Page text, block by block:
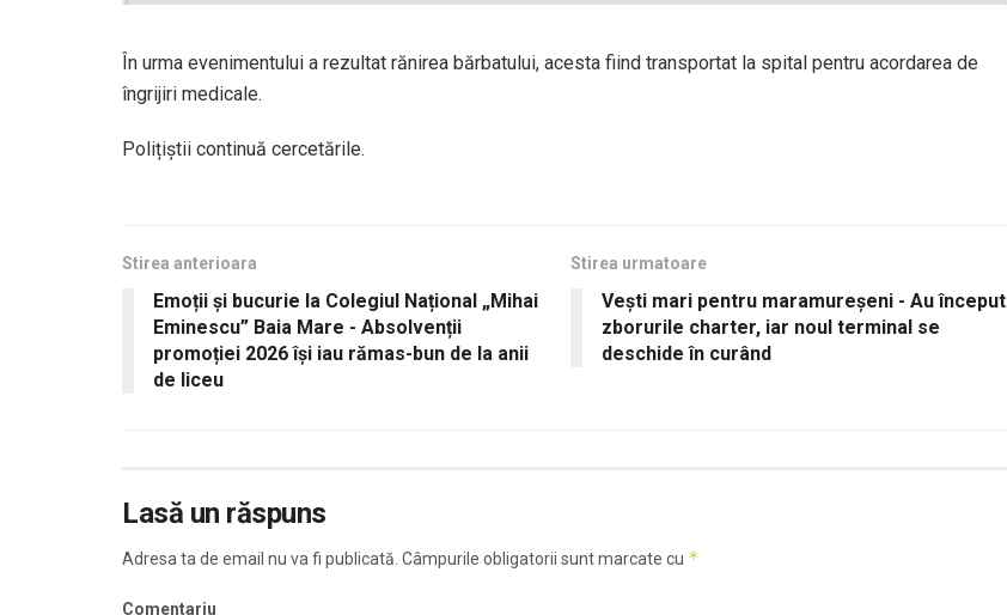
În urma evenimentului a rezultat rănirea bărbatului, acesta fiind transportat la spital pentru acordarea de
îngrijiri medicale.
Polițiștii continuă cercetările.
Stirea anterioara
Emoții și bucurie la Colegiul Național „Mihai
Eminescu” Baia Mare - Absolvenții
promoției 2026 își iau rămas-bun de la anii
de liceu
Stirea urmatoare
Vești mari pentru maramureșeni - Au început
zborurile charter, iar noul terminal se
deschide în curând
Lasă un răspuns
Adresa ta de email nu va fi publicată. Câmpurile obligatorii sunt marcate cu *
Comentariu